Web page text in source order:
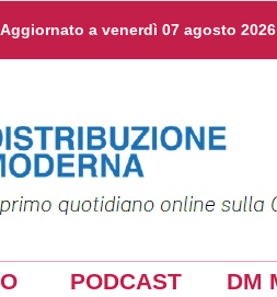
Aggiornato a venerdì 07 agosto 2026
PODCAST DM